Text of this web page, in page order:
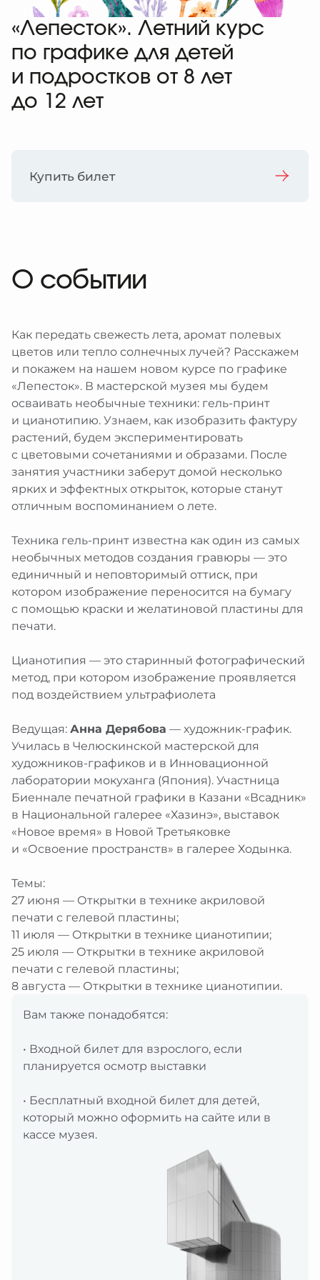
и слабовидящим
слабослышащим
ментальными особенностями
улей
поддержка
проекты
регионах
программы и подарки
в музее
изображений из коллекции
«Лепесток». Летний курс
по графике для детей
и подростков от 8 лет
до 12 лет
Купить билет
О событии
Как передать свежесть лета, аромат полевых
цветов или тепло солнечных лучей? Расскажем
и покажем на нашем новом курсе по графике
«Лепесток». В мастерской музея мы будем
осваивать необычные техники: гель-принт
и цианотипию. Узнаем, как изобразить фактуру
растений, будем экспериментировать
с цветовыми сочетаниями и образами. После
занятия участники заберут домой несколько
ярких и эффектных открыток, которые станут
отличным воспоминанием о лете.
Техника гель-принт известна как один из самых
необычных методов создания гравюры — это
единичный и неповторимый оттиск, при
котором изображение переносится на бумагу
с помощью краски и желатиновой пластины для
печати.
Цианотипия — это старинный фотографический
метод, при котором изображение проявляется
под воздействием ультрафиолета
Ведущая:Анна Дерябова — художник-график.
Училась в Челюскинской мастерской для
художников-графиков и в Инновационной
лаборатории мокуханга (Япония). Участница
Биеннале печатной графики в Казани «Всадник»
в Национальной галерее «Хазинэ», выставок
«Новое время» в Новой Третьяковке
и «Освоение пространств» в галерее Ходынка.
Темы:
27 июня — Открытки в технике акриловой
печати с гелевой пластины;
11 июля — Открытки в технике цианотипии;
25 июля — Открытки в технике акриловой
печати с гелевой пластины;
8 августа — Открытки в технике цианотипии.
Вам также понадобятся:
• Входной билет для взрослого, если
планируется осмотр выставки
• Бесплатный входной билет для детей,
который можно оформить на сайте или в
кассе музея.